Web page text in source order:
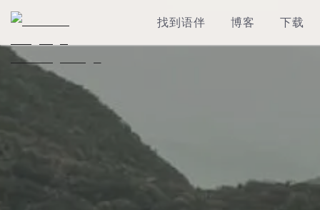
找到语伴 博客 下载